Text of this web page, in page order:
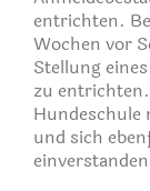
entrichten.
Wochen vor
Stellung
zu
Hundeschule
und sich